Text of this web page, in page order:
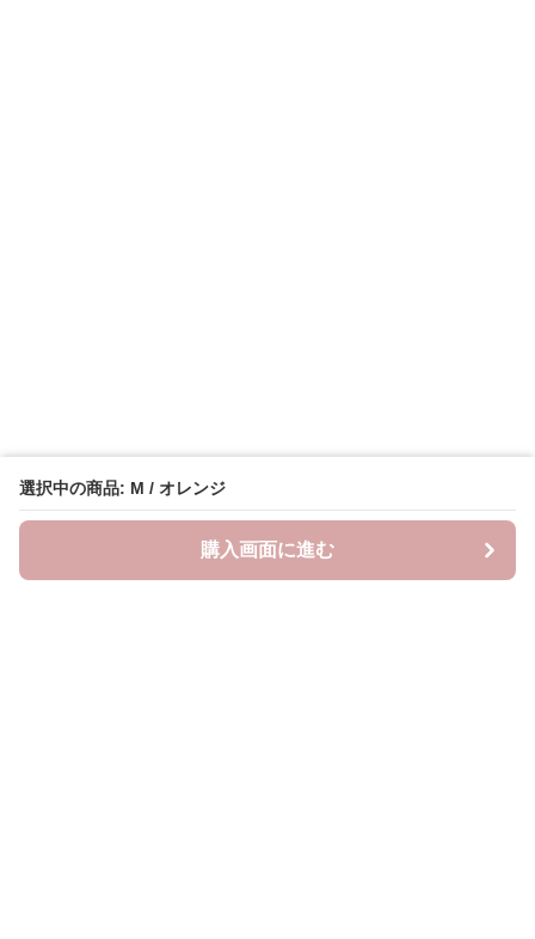
選択中の商品: M / オレンジ
購入画面に進む